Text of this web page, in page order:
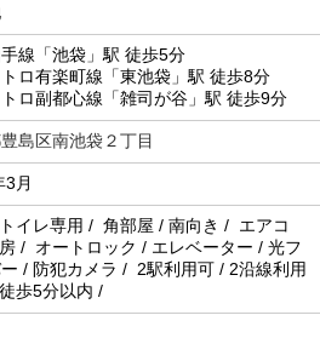
手線「池袋」駅 徒歩5分
ロ有楽町線「東池袋」駅 徒歩8分
ロ副都心線「雑司が谷」駅 徒歩9分
島区南池袋２丁目
3月
イレ専用 / 角部屋 / 南向き / エアコ
/ オートロック / エレベーター / 光フ
ー / 防犯カメラ / 2駅利用可 / 2沿線利用
歩5分以内 /